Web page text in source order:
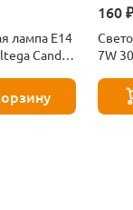
лампа E14
Candle
160
7W